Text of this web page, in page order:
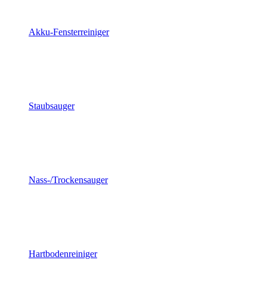
Akku-Fensterreiniger
Staubsauger
Nass-/Trockensauger
Hartbodenreiniger